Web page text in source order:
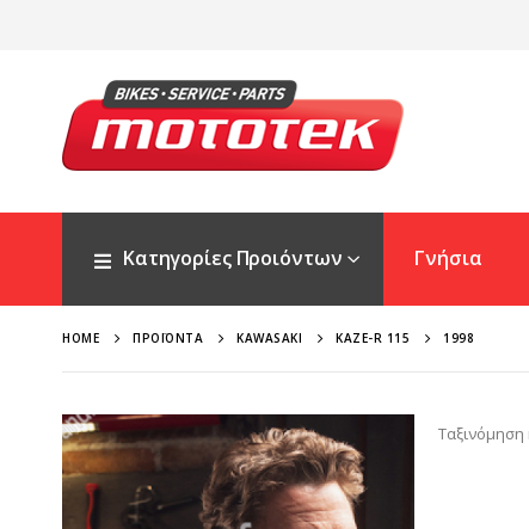
Κατηγορίες Προιόντων Γνήσια
HOME ΠΡΟΪΌΝΤΑ KAWASAKI KAZE-R 115 1998
Ταξινόμηση